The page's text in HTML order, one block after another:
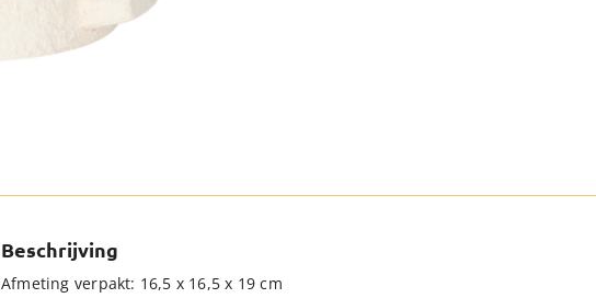
Beschrijving
Afmeting verpakt: 16,5 x 16,5 x 19 cm